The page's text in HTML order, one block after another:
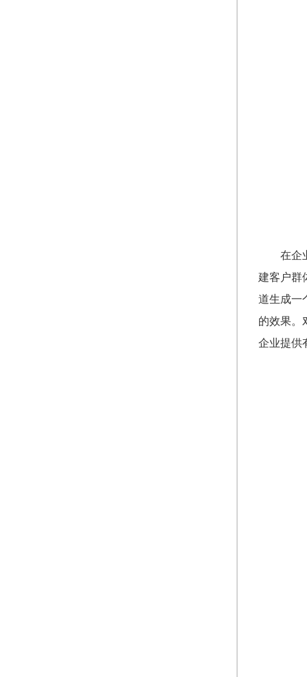
在企
建客户群
道生成一
的效果。
企业提供